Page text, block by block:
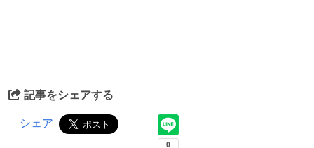
記事をシェアする
シェア